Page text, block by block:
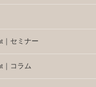
｜セミナー
｜コラム